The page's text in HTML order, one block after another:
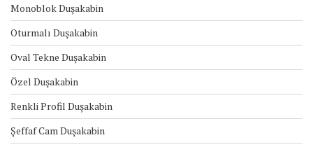
Monoblok Duşakabin
Oturmalı Duşakabin
Oval Tekne Duşakabin
Özel Duşakabin
Renkli Profil Duşakabin
Şeffaf Cam Duşakabin